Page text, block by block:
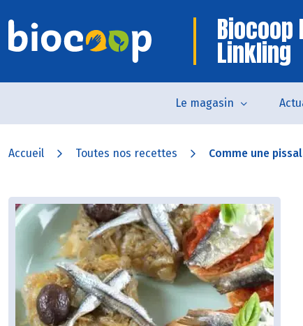
Biocoop
Linkling
Le magasin
Accueil Toutes nos recettes Comme une